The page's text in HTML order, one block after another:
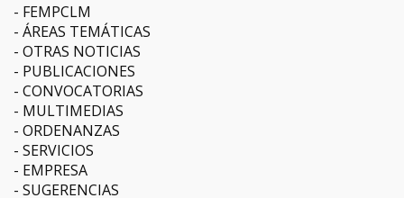
FEMPCLM
ÁREAS TEMÁTICAS
OTRAS NOTICIAS
PUBLICACIONES
CONVOCATORIAS
MULTIMEDIAS
ORDENANZAS
SERVICIOS
EMPRESA
SUGERENCIAS